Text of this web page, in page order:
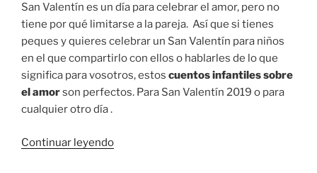
San Valentín es un día para celebrar el amor, pero no
tiene por qué limitarse a la pareja. Así que si tienes
peques y quieres celebrar un San Valentín para niños
en el que compartirlo con ellos o hablarles de lo que
significa para vosotros, estos cuentos infantiles sobre
el amorson perfectos. Para San Valentín 2019 o para
cualquier otro día .
Continuar leyendo«5